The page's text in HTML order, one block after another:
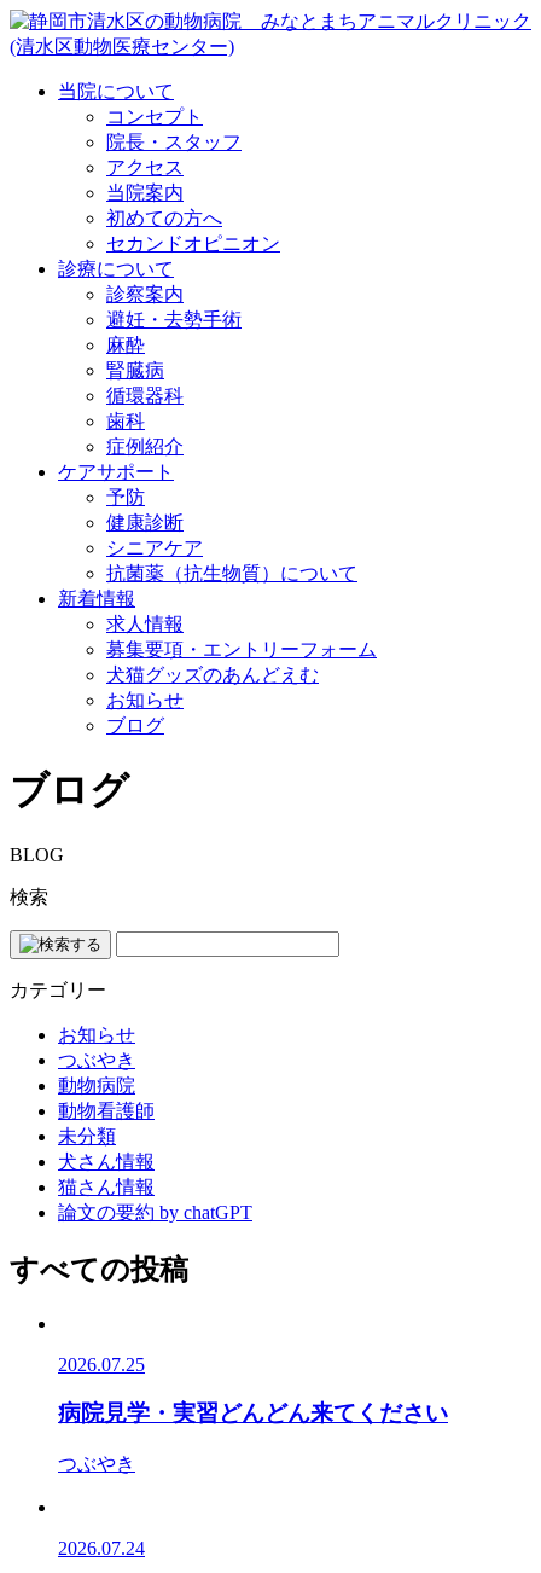
当院について
コンセプト
院長・スタッフ
アクセス
当院案内
初めての方へ
セカンドオピニオン
診療について
診察案内
避妊・去勢手術
麻酔
腎臓病
循環器科
歯科
症例紹介
ケアサポート
予防
健康診断
シニアケア
抗菌薬（抗生物質）について
新着情報
求人情報
募集要項・エントリーフォーム
犬猫グッズのあんどえむ
お知らせ
ブログ
ブログ
BLOG
検索
カテゴリー
お知らせ
つぶやき
動物病院
動物看護師
未分類
犬さん情報
猫さん情報
論文の要約 by chatGPT
すべての投稿
2026.07.25
病院見学・実習どんどん来てください
つぶやき
2026.07.24